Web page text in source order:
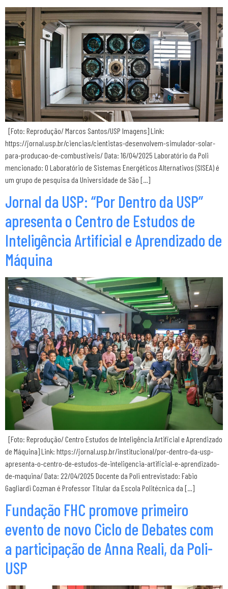
[Foto: Reprodução/ Marcos Santos/USP Imagens] Link:
https://jornal.usp.br/ciencias/cientistas-desenvolvem-simulador-solar-
para-producao-de-combustiveis/ Data: 16/04/2025 Laboratório da Poli
mencionado: O Laboratório de Sistemas Energéticos Alternativos (SISEA) é
um grupo de pesquisa da Universidade de São […]
Jornal da USP: “Por Dentro da USP”
apresenta o Centro de Estudos de
Inteligência Artificial e Aprendizado de
Máquina
[Foto: Reprodução/ Centro Estudos de Inteligência Artificial e Aprendizado
de Máquina] Link: https://jornal.usp.br/institucional/por-dentro-da-usp-
apresenta-o-centro-de-estudos-de-inteligencia-artificial-e-aprendizado-
de-maquina/ Data: 22/04/2025 Docente da Poli entrevistado: Fabio
Gagliardi Cozman é Professor Titular da Escola Politécnica da […]
Fundação FHC promove primeiro
evento de novo Ciclo de Debates com
a participação de Anna Reali, da Poli-
USP